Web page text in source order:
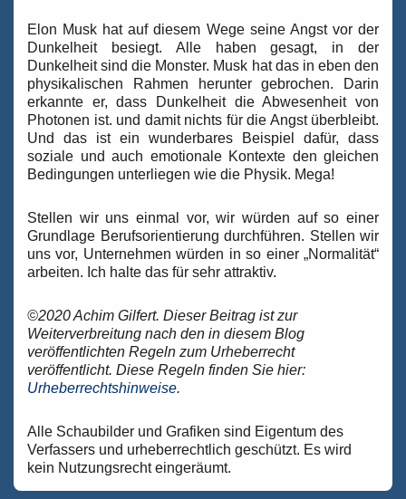
Elon Musk hat auf diesem Wege seine Angst vor der
Dunkelheit besiegt. Alle haben gesagt, in der
Dunkelheit sind die Monster. Musk hat das in eben den
physikalischen Rahmen herunter gebrochen. Darin
erkannte er, dass Dunkelheit die Abwesenheit von
Photonen ist. und damit nichts für die Angst überbleibt.
Und das ist ein wunderbares Beispiel dafür, dass
soziale und auch emotionale Kontexte den gleichen
Bedingungen unterliegen wie die Physik. Mega!
Stellen wir uns einmal vor, wir würden auf so einer
Grundlage Berufsorientierung durchführen. Stellen wir
uns vor, Unternehmen würden in so einer „Normalität“
arbeiten. Ich halte das für sehr attraktiv.
©2020 Achim Gilfert. Dieser Beitrag ist zur
Weiterverbreitung nach den in diesem Blog
veröffentlichten Regeln zum Urheberrecht
veröffentlicht. Diese Regeln finden Sie hier:
Urheberrechtshinweise.
Alle Schaubilder und Grafiken sind Eigentum des
Verfassers und urheberrechtlich geschützt. Es wird
kein Nutzungsrecht eingeräumt.